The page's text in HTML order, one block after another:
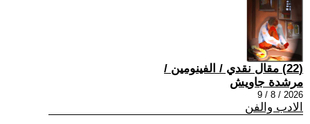
(22) مقال نقدي / الفينومين /
مرشدة جاويش
2026 / 8 / 9
الادب والفن